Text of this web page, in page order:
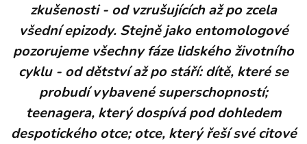
zkušenosti - od vzrušujících až po zcela
všední epizody. Stejně jako entomologové
pozorujeme všechny fáze lidského životního
cyklu - od dětství až po stáří: dítě, které se
probudí vybavené superschopností;
teenagera, který dospívá pod dohledem
despotického otce; otce, který řeší své citové